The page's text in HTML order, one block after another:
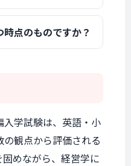
点のものですか？
学試験は、英語・小
観点から評価される
めながら、経営学に